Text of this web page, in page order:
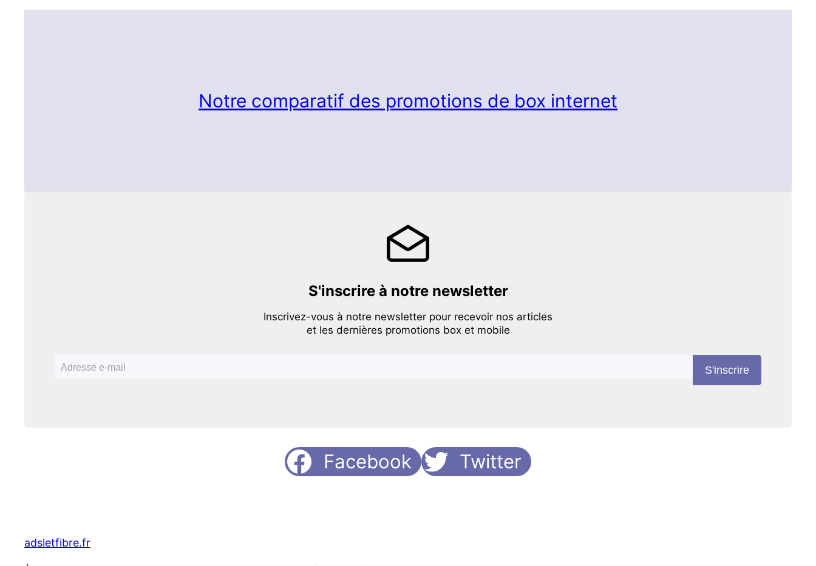
Notre comparatif des promotions de box internet
S'inscrire à notre newsletter
Inscrivez-vous à notre newsletter pour recevoir nos articles
et les dernières promotions box et mobile
S'inscrire
Facebook Twitter
adsletfibre.fr